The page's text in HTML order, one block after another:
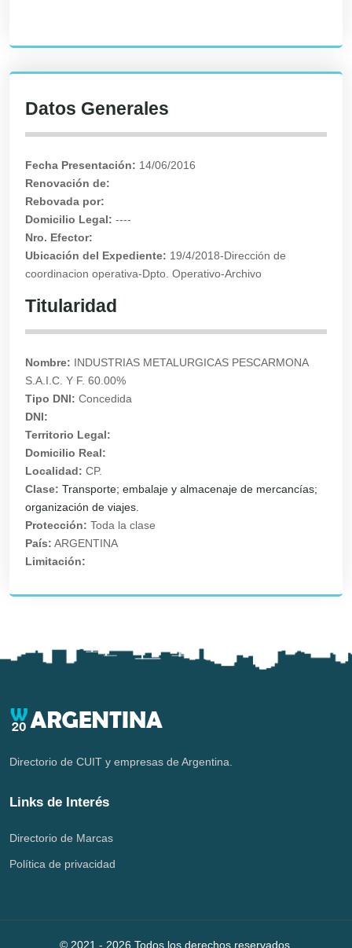
Datos Generales
Fecha Presentación: 14/06/2016
Renovación de:
Rebovada por:
Domicilio Legal: ----
Nro. Efector:
Ubicación del Expediente: 19/4/2018-Dirección de
coordinacion operativa-Dpto. Operativo-Archivo
Titularidad
Nombre: INDUSTRIAS METALURGICAS PESCARMONA
S.A.I.C. Y F. 60.00%
Tipo DNI: Concedida
DNI:
Territorio Legal:
Domicilio Real:
Localidad: CP.
Clase: Transporte; embalaje y almacenaje de mercancías;
organización de viajes.
Protección: Toda la clase
País: ARGENTINA
Limitación:
Directorio de CUIT y empresas de Argentina.
Links de Interés
Directorio de Marcas
Política de privacidad
© 2021 - 2026 Todos los derechos reservados.